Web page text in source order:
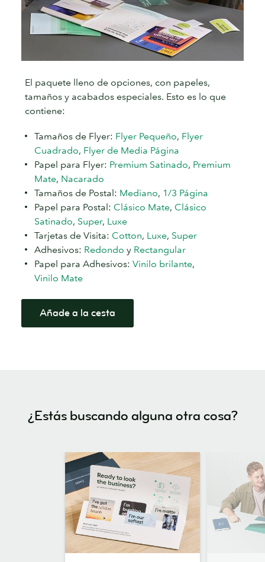
El paquete lleno de opciones, con papeles,
tamaños y acabados especiales. Esto es lo que
contiene:
Tamaños de Flyer: Flyer Pequeño, Flyer
Cuadrado, Flyer de Media Página
Papel para Flyer: Premium Satinado, Premium
Mate, Nacarado
Tamaños de Postal: Mediano, 1/3 Página
Papel para Postal: Clásico Mate, Clásico
Satinado, Super, Luxe
Tarjetas de Visita: Cotton, Luxe, Super
Adhesivos: Redondo y Rectangular
Papel para Adhesivos: Vinilo brilante,
Vinilo Mate
Añade a la cesta
¿Estás buscando alguna otra cosa?